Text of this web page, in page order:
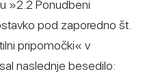
»2.2 Ponudbeni
pod zaporedno št.
pripomočki« v
naslednje besedilo: